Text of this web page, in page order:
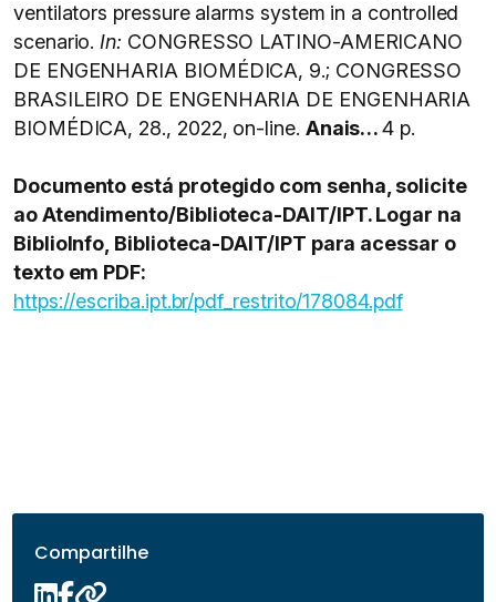
ventilators pressure alarms system in a controlled
scenario. In: CONGRESSO LATINO-AMERICANO
DE ENGENHARIA BIOMÉDICA, 9.; CONGRESSO
BRASILEIRO DE ENGENHARIA DE ENGENHARIA
BIOMÉDICA, 28., 2022, on-line. Anais…4 p.
Documento está protegido com senha, solicite
ao Atendimento/Biblioteca-DAIT/IPT. Logar na
BiblioInfo, Biblioteca-DAIT/IPT para acessar o
texto em PDF:
https://escriba.ipt.br/pdf_restrito/178084.pdf
Compartilhe